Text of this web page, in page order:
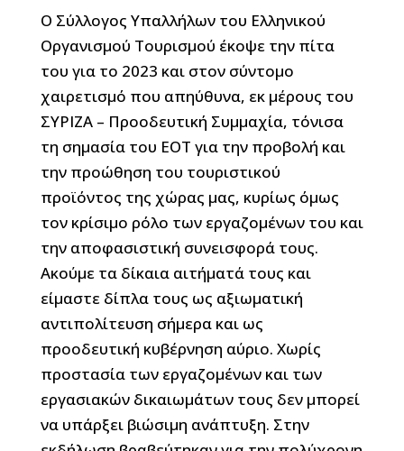
Ο Σύλλογος Υπαλλήλων του Ελληνικού
Οργανισμού Τουρισμού έκοψε την πίτα
του για το 2023 και στον σύντομο
χαιρετισμό που απηύθυνα, εκ μέρους του
ΣΥΡΙΖΑ – Προοδευτική Συμμαχία, τόνισα
τη σημασία του ΕΟΤ για την προβολή και
την προώθηση του τουριστικού
προϊόντος της χώρας μας, κυρίως όμως
τον κρίσιμο ρόλο των εργαζομένων του και
την αποφασιστική συνεισφορά τους.
Ακούμε τα δίκαια αιτήματά τους και
είμαστε δίπλα τους ως αξιωματική
αντιπολίτευση σήμερα και ως
προοδευτική κυβέρνηση αύριο. Χωρίς
προστασία των εργαζομένων και των
εργασιακών δικαιωμάτων τους δεν μπορεί
να υπάρξει βιώσιμη ανάπτυξη. Στην